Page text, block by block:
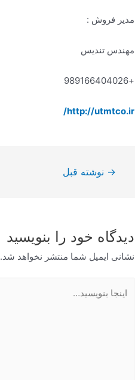
مدیر فروش :
مهندس تندیس
+989166404026
http://utmtco.ir/
→ نوشته قبل
دیدگاه‌ خود را بنویسید
نشانی ایمیل شما منتشر نخواهد شد.